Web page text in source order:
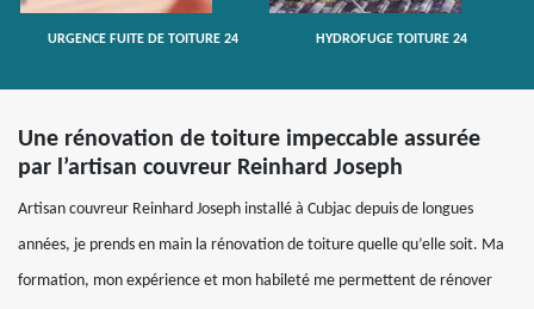
URGENCE FUITE DE TOITURE 24 HYDROFUGE TOITURE 24
Une rénovation de toiture impeccable assurée
par l’artisan couvreur Reinhard Joseph
Artisan couvreur Reinhard Joseph installé à Cubjac depuis de longues
années, je prends en main la rénovation de toiture quelle qu’elle soit. Ma
formation, mon expérience et mon habileté me permettent de rénover